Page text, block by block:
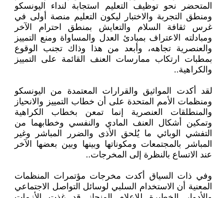
المتحضر نحو توظيف التعليم استجابة لنداء اليونسكو
ومنطق التجربة والاختبار ليكون التعليم منصة أولى في
غرس ثقافة السلام والتعايش بمنطق احترام الآخر
ومبادلته الاعتراف بمبادئ العدل والمساواة ومنع التمييز
والعنصرية تجاهه، وأبعد من هذا وذاك تجنب الوقوع
بمطبات ارتكاب ممارسات العنف القائمة على التمييز
والكراهية..
لقد أكدت المواثيق والقرارات المعتمدة من اليونسكو
ومنظمات الأمم المتحدة على أن خطاب التمييز والانحياز
والمنطلقات العنصرية إنما تمعن بخطاب الكراهية
وتمكين أشكال العنف المادي والنفسي وخطابهما من
التفشي الوبائي ما يُلحق الأذى والضرر المباشر وغير
المباشر بالمجتمعات ومكوناتها وبينها وبين بعضها الآخر
عند الاتساع بالنظرة إلى المخرجات..
وفي ذات السياق أكدت مخرجات مؤتمرات المنظمات
المعنية أن الاستخدام السلبي لوسائل التواصل الاجتماعي